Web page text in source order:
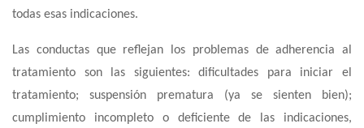
todas esas indicaciones.
Las conductas que reflejan los problemas de adherencia al
tratamiento son las siguientes: dificultades para iniciar el
tratamiento; suspensión prematura (ya se sienten bien);
cumplimiento incompleto o deficiente de las indicaciones,